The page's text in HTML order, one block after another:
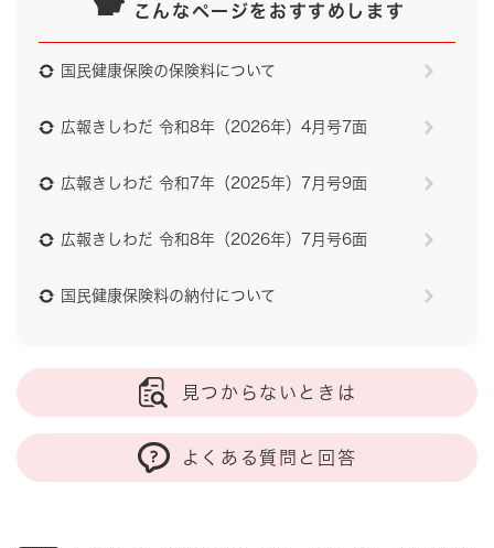
こんなページをおすすめします
国民健康保険の保険料について
広報きしわだ 令和8年（2026年）4月号7面
広報きしわだ 令和7年（2025年）7月号9面
広報きしわだ 令和8年（2026年）7月号6面
国民健康保険料の納付について
見つからないときは
よくある質問と回答